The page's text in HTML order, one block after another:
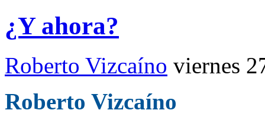
¿Y ahora?
Roberto Vizcaíno viernes
Roberto Vizcaíno